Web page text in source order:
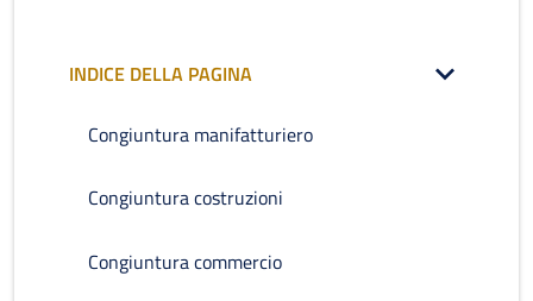
INDICE DELLA PAGINA
Congiuntura manifatturiero
Congiuntura costruzioni
Congiuntura commercio